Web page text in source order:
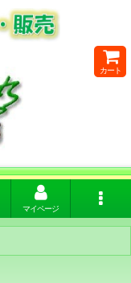
カート
マイページ